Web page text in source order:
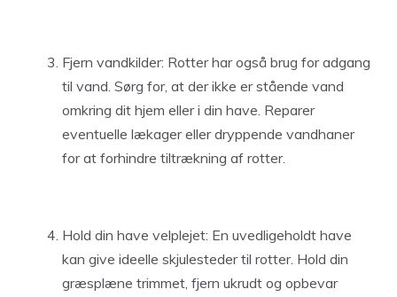
Fjern vandkilder: Rotter har også brug for adgang
til vand. Sørg for, at der ikke er stående vand
omkring dit hjem eller i din have. Reparer
eventuelle lækager eller dryppende vandhaner
for at forhindre tiltrækning af rotter.
Hold din have velplejet: En uvedligeholdt have
kan give ideelle skjulesteder til rotter. Hold din
græsplæne trimmet, fjern ukrudt og opbevar